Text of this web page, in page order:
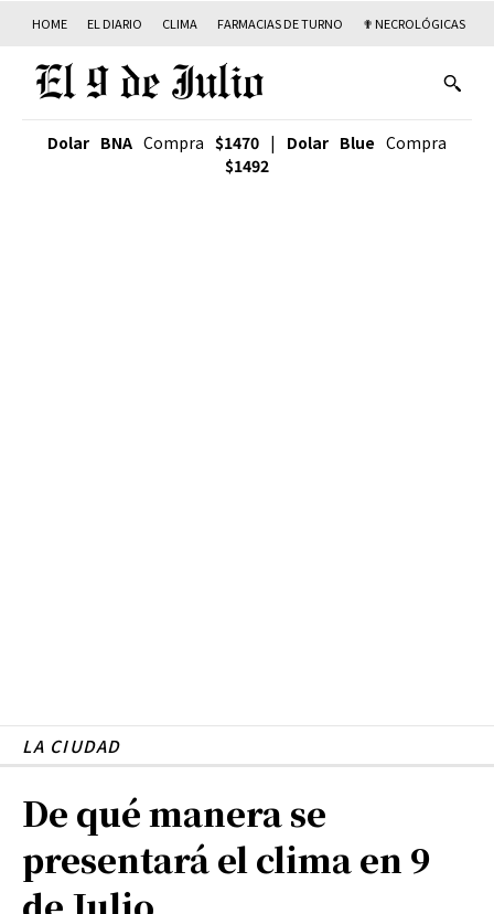
HOME EL DIARIO CLIMA FARMACIAS DE TURNO ✟ NECROLÓGICAS
Dolar BNA Compra $1470 | Dolar Blue Compra
$1492
LA CIUDAD
De qué manera se
presentará el clima en 9